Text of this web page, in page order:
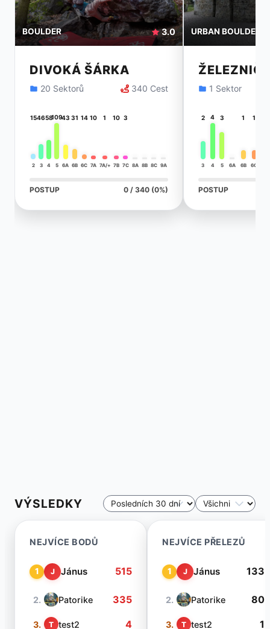
BOULDER 3.0
DIVOKÁ ŠÁRKA
20 Sektorů 340 Cest
15
2
46
3
58
4
109
5
43
6A
31
6B
14
6C
10
7A
1
7A/+
10
7B
3
7C 8A 8B 8C 9A
POSTUP 0 / 340 (0%)
URBAN BOULDER
1 Sektor
2
3
4
4
3
5 6A
1
6B
1
6C
POSTUP
VÝSLEDKY
NEJVÍCE BODŮ
1 J Jánus 515
2. Patorike 335
3. T test2 4
NEJVÍCE PŘELEZŮ
1 J Jánus 133
2. Patorike 80
3. T test2 1